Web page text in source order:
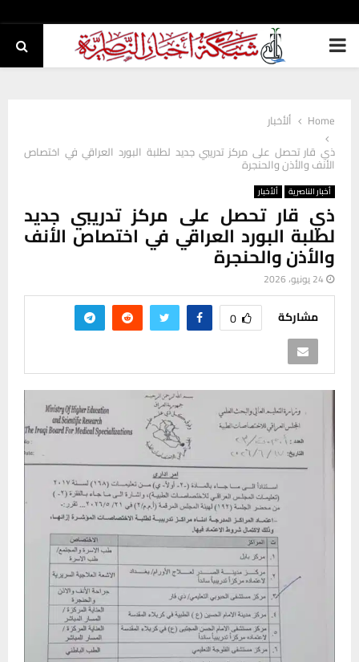
PRIMARY
Home
ألأخبار
ذي قار تحصل على مركز تدريبي جديد لطلبة البورد العراقي في اختصاص
الأنف والأذن والحنجرة
أخبار الناصرية ألأخبار
ذي قار تحصل على مركز تدريبي جديد
لطلبة البورد العراقي في اختصاص الأنف
والأذن والحنجرة
24 يونيو، 2026
مشاركة 0